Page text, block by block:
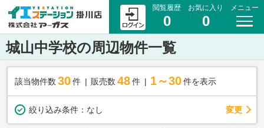
閲覧履歴
0
お気に入り
0
メニュー
城山中学校の周辺物件一覧
該当物件数 30件 販売数 48 件 1～30 件を表示
絞り込み条件： なし 変更